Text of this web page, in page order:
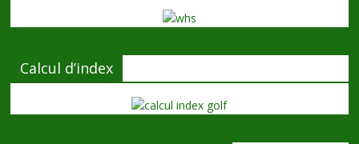
Calcul d’index